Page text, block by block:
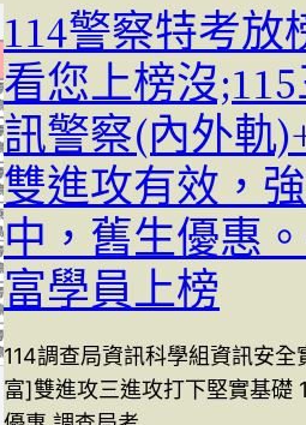
114警察特考放
看您上榜沒
訊警察(內外軌
雙進攻有效，
中，舊生優惠
富學員上榜
114調查局資訊科學組資訊安
富]雙進攻三進攻打下堅實基礎